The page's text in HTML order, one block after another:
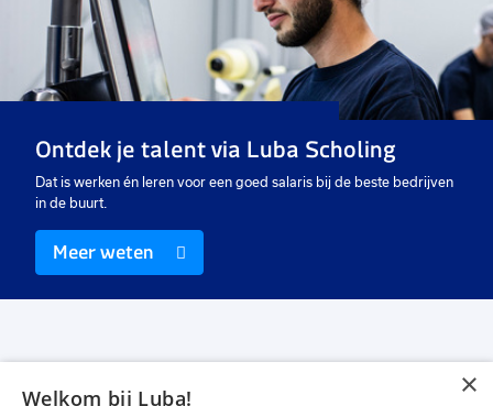
Ontdek je talent via Luba Scholing
Dat is werken én leren voor een goed salaris bij de beste bedrijven
in de buurt.
Meer weten
×
Welkom bij Luba!